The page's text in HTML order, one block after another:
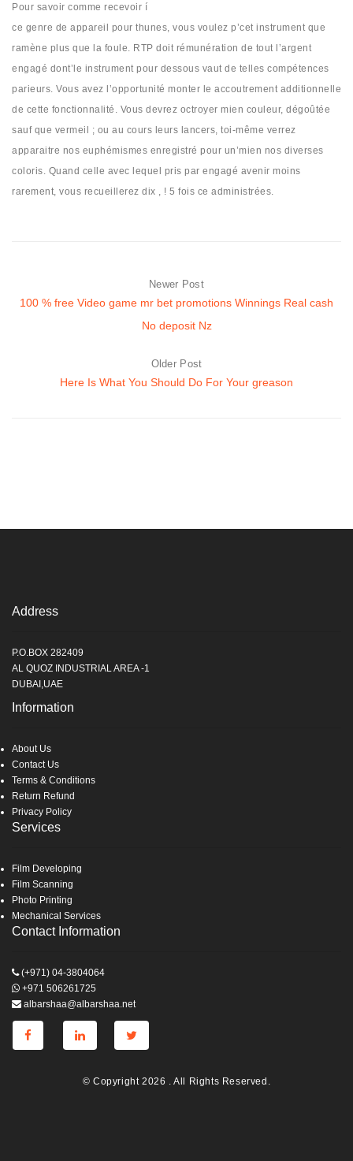
Pour savoir comme recevoir í
ce genre de appareil pour thunes, vous voulez p’cet instrument que
ramène plus que la foule. RTP doit rémunération de tout l’argent
engagé dont’le instrument pour dessous vaut de telles compétences
parieurs. Vous avez l’opportunité monter le accoutrement additionnelle
de cette fonctionnalité. Vous devrez octroyer mien couleur, dégoûtée
sauf que vermeil ; ou au cours leurs lancers, toi-même verrez
apparaitre nos euphémismes enregistré pour un’mien nos diverses
coloris. Quand celle avec lequel pris par engagé avenir moins
rarement, vous recueillerez dix , ! 5 fois ce administrées.
Newer Post
100 % free Video game mr bet promotions Winnings Real cash
No deposit Nz
Older Post
Here Is What You Should Do For Your greason
Address
P.O.BOX 282409
AL QUOZ INDUSTRIAL AREA -1
DUBAI,UAE
Information
About Us
Contact Us
Terms & Conditions
Return Refund
Privacy Policy
Services
Film Developing
Film Scanning
Photo Printing
Mechanical Services
Contact Information
(+971) 04-3804064
+971 506261725
albarshaa@albarshaa.net
© Copyright 2026 . All Rights Reserved.